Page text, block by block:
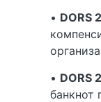
• DORS
• DORS
банкнот